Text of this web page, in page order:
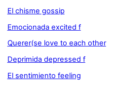
El chisme gossip
Emocionada excited f
Querer(se love to each other
Deprimida depressed f
El sentimiento feeling